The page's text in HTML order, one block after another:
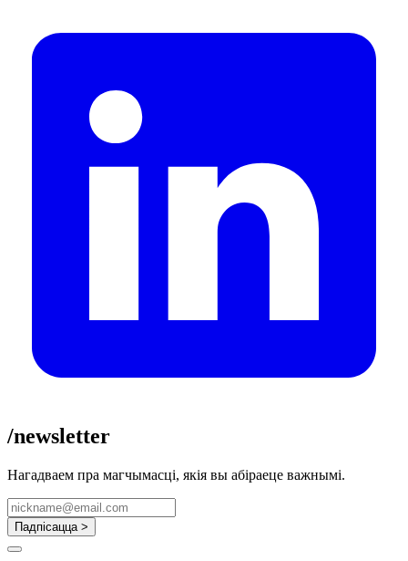
/newsletter
Нагадваем пра магчымасці, якія вы абіраеце важнымі.
Падпісацца >